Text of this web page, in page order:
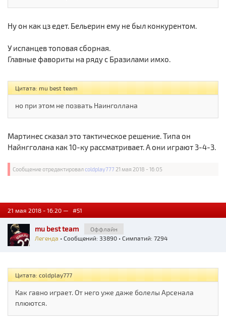
Ну он как цз едет. Бельерин ему не был конкурентом.
У испанцев топовая сборная.
Главные фавориты на ряду с Бразилами имхо.
Цитата: mu best team
но при этом не позвать Наинголлана
Мартинес сказал это тактическое решение. Типа он
Найнгголана как 10-ку рассматривает. А они играют 3-4-3.
Сообщение отредактировалcoldplay777 21 мая 2018 - 16:05
21 мая 2018 - 16:20 — #51
mu best team
Оффлайн
Легенда • Сообщений: 33890 • Симпатий: 7294
Цитата: coldplay777
Как гавно играет. От него уже даже болелы Арсенала
плюются.